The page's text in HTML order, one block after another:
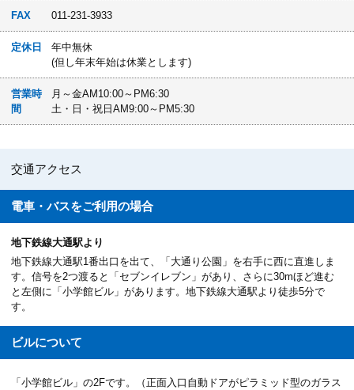
FAX 011-231-3933
定休日
年中無休
(但し年末年始は休業とします)
営業時
間
月～金AM10:00～PM6:30
土・日・祝日AM9:00～PM5:30
交通アクセス
電車・バスをご利用の場合
地下鉄線大通駅より
地下鉄線大通駅1番出口を出て、「大通り公園」を右手に西に直進しま
す。信号を2つ渡ると「セブンイレブン」があり、さらに30mほど進む
と左側に「小学館ビル」があります。地下鉄線大通駅より徒歩5分で
す。
ビルについて
「小学館ビル」の2Fです。（正面入口自動ドアがピラミッド型のガラス